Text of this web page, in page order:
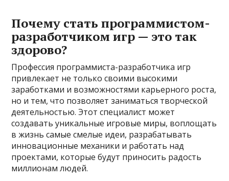
Почему стать программистом-
разработчиком игр — это так
здорово?
Профессия программиста-разработчика игр
привлекает не только своими высокими
заработками и возможностями карьерного роста,
но и тем, что позволяет заниматься творческой
деятельностью. Этот специалист может
создавать уникальные игровые миры, воплощать
в жизнь самые смелые идеи, разрабатывать
инновационные механики и работать над
проектами, которые будут приносить радость
миллионам людей.